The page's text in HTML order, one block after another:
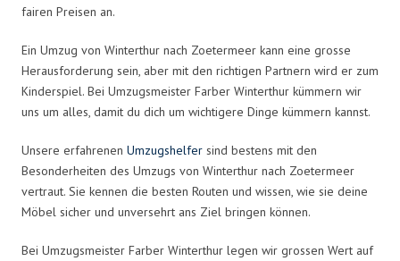
fairen Preisen an.
Ein Umzug von Winterthur nach Zoetermeer kann eine grosse
Herausforderung sein, aber mit den richtigen Partnern wird er zum
Kinderspiel. Bei Umzugsmeister Farber Winterthur kümmern wir
uns um alles, damit du dich um wichtigere Dinge kümmern kannst.
Unsere erfahrenen Umzugshelfer sind bestens mit den
Besonderheiten des Umzugs von Winterthur nach Zoetermeer
vertraut. Sie kennen die besten Routen und wissen, wie sie deine
Möbel sicher und unversehrt ans Ziel bringen können.
Bei Umzugsmeister Farber Winterthur legen wir grossen Wert auf